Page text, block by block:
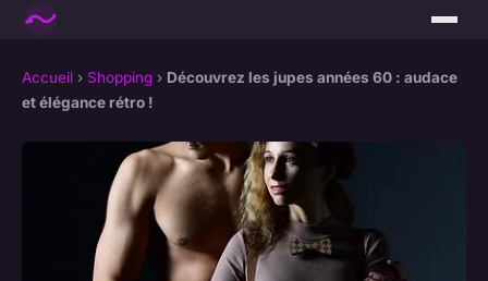
Accueil › Shopping › Découvrez les jupes années 60 : audace
et élégance rétro !